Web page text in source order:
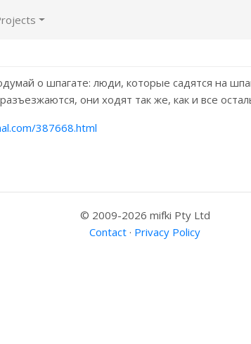
о шпагате: люди, которые садятся на
они ходят так же, как и все
387668.html
© 2009-2026 mifki Pty Ltd
Contact · Privacy Policy